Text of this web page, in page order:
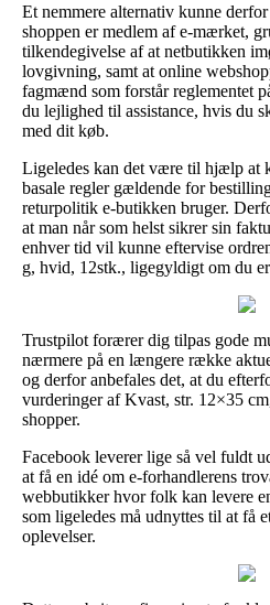
Et nemmere alternativ kunne
shoppen er medlem af e-mærket,
tilkendegivelse af at netbutikken
lovgivning, samt at online
fagmænd som forstår reglementet
du lejlighed til assistance, hvis du
med dit køb.
Ligeledes kan det være til hjælp at
basale regler gældende for
returpolitik e-butikken bruger.
at man når som helst sikrer sin
enhver tid vil kunne eftervise
g, hvid, 12stk., ligegyldigt om du
Trustpilot forærer dig tilpas gode
nærmere på en længere række
og derfor anbefales det, at du
vurderinger af Kvast, str. 12×35
shopper.
Facebook leverer lige så vel fuldt
at få en idé om e-forhandlerens
webbutikker hvor folk kan levere
som ligeledes må udnyttes til at få
oplevelser.